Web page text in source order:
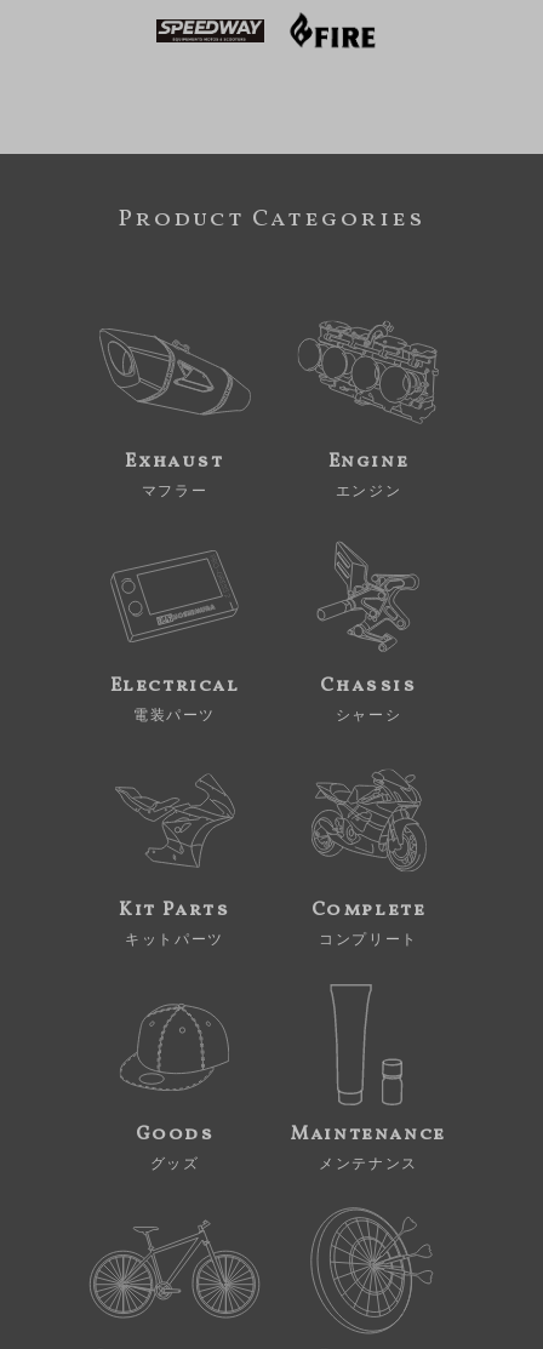
Product Categories
Exhaust
マフラー
Engine
エンジン
Electrical
電装パーツ
Chassis
シャーシ
Kit Parts
キットパーツ
Complete
コンプリート
Goods
グッズ
Maintenance
メンテナンス